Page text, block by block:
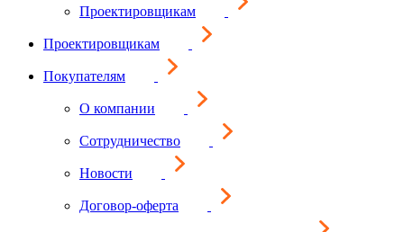
Проектировщикам
Проектировщикам
Покупателям
О компании
Сотрудничество
Новости
Договор-оферта